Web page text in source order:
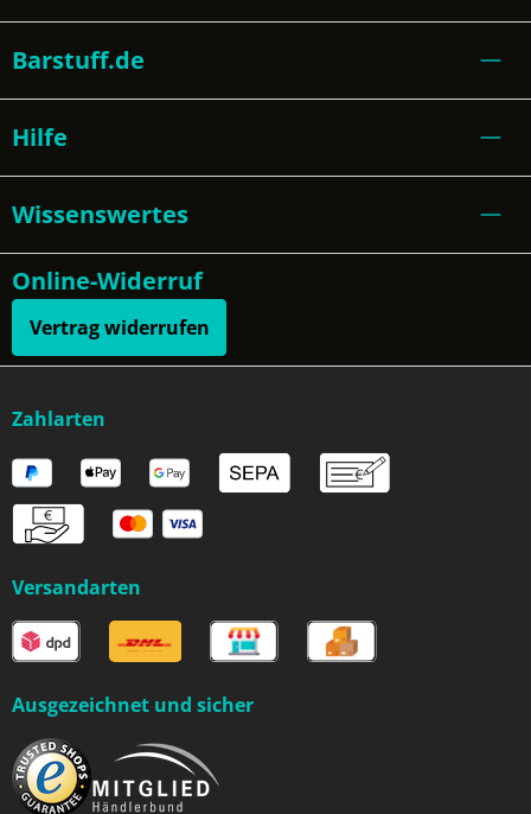
Barstuff.de
Hilfe
Wissenswertes
Online-Widerruf
Vertrag widerrufen
Zahlarten
Versandarten
Ausgezeichnet und sicher